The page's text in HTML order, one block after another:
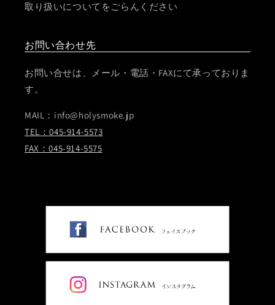
取り扱いについてをごらんください
お問い合わせ先
お問い合せは、メール・電話・FAXにて承っておりま
す。
MAIL：info@holysmoke.jp
TEL：045-914-5573
FAX：045-914-5575